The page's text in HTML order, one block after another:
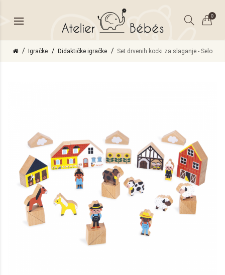
0
Igračke Didaktičke igračke Set drvenih kocki za slaganje - Selo